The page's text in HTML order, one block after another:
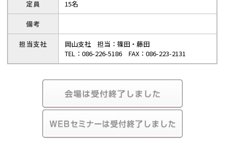
定員 15名
備考
担当支社
岡山支社 担当：篠田・藤田
TEL：086-226-5186 FAX：086-223-2131